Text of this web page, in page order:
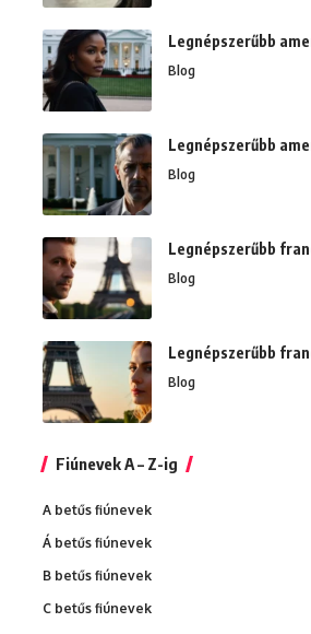
Legnépszerűbb
Blog
Legnépszerűbb
Blog
Legnépszerűbb
Blog
Legnépszerűbb
Blog
Fiúnevek A – Z-ig
A betűs fiúnevek
Á betűs fiúnevek
B betűs fiúnevek
C betűs fiúnevek